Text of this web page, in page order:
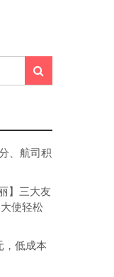
Search
、航司积
】三大友
使轻松
，低成本